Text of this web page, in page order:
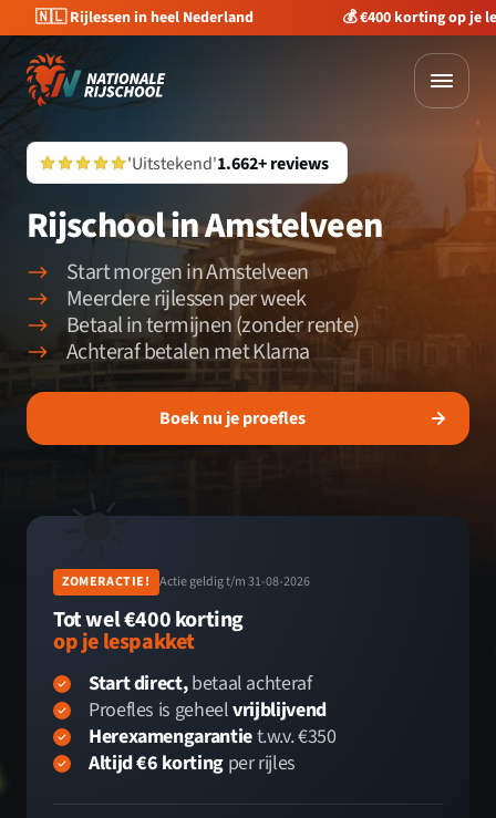
🇳🇱 Rijlessen in heel Nederland 💰 €400 korting op je
'Uitstekend'1.662+ reviews
Rijschool in Amstelveen
Start morgen in Amstelveen
Meerdere rijlessen per week
Betaal in termijnen (zonder rente)
Achteraf betalen met Klarna
Boek nu je proefles
☀️
ZOMERACTIE! Actie geldig t/m 31-08-2026
Tot wel €400 korting
op je lespakket
Start direct,betaal achteraf
Proefles is geheelvrijblijvend
Herexamengarantiet.w.v. €350
Altijd €6 kortingper rijles